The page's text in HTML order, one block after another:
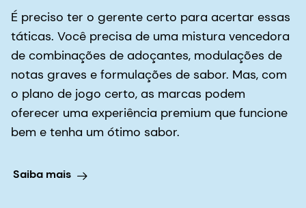
É preciso ter o gerente certo para acertar essas
táticas. Você precisa de uma mistura vencedora
de combinações de adoçantes, modulações de
notas graves e formulações de sabor. Mas, com
o plano de jogo certo, as marcas podem
oferecer uma experiência premium que funcione
bem e tenha um ótimo sabor.
Saiba mais